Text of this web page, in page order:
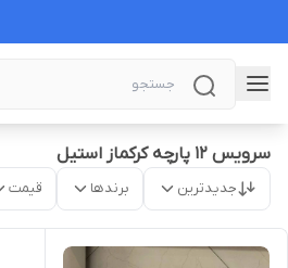
سرویس ۱۲ پارچه کرکماز استیل
جدیدترین برندها قیمت